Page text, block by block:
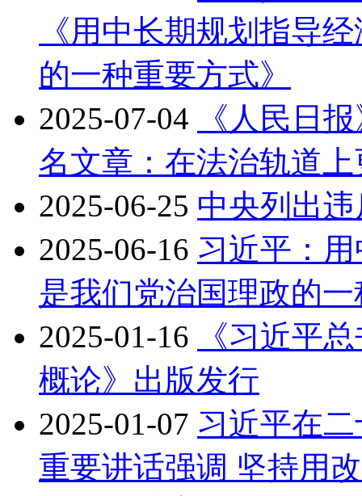
《用中长期规划指导
的一种重要方式》
2025-07-04
《人民日
名文章：在法治轨道
2025-06-25 中央列出
2025-06-16 习近平：
是我们党治国理政的
2025-01-16
《习近平
概论》出版发行
2025-01-07 习近平在
重要讲话强调 坚持用